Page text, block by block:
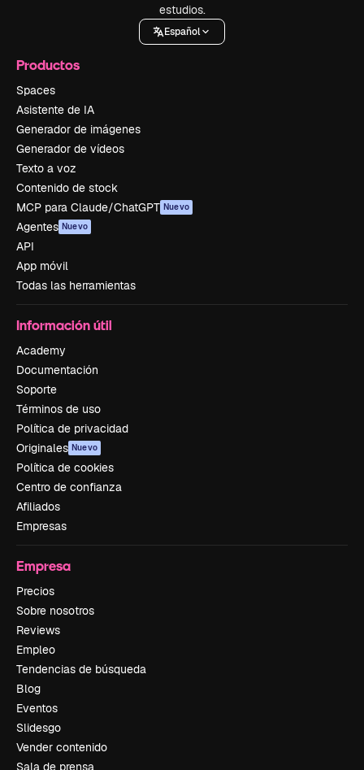
estudios.
Español
Productos
Spaces
Asistente de IA
Generador de imágenes
Generador de vídeos
Texto a voz
Contenido de stock
MCP para Claude/ChatGPT Nuevo
Agentes Nuevo
API
App móvil
Todas las herramientas
Información útil
Academy
Documentación
Soporte
Términos de uso
Política de privacidad
Originales Nuevo
Política de cookies
Centro de confianza
Afiliados
Empresas
Empresa
Precios
Sobre nosotros
Reviews
Empleo
Tendencias de búsqueda
Blog
Eventos
Slidesgo
Vender contenido
Sala de prensa